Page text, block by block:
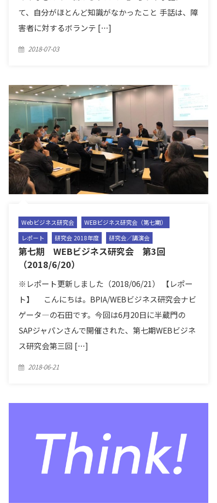
て、自分がほとんど知識がなかったこと 手話は、障
害者に対するボランテ […]
Posted
2018-07-03
Webビジネス研究会
WEBビジネス研究会（第七期）
レポート
研究会 2018年度 研究会／講演会
第七期 WEBビジネス研究会 第3回
（2018/6/20）
※レポート更新しました（2018/06/21） 【レポー
ト】 こんにちは。BPIA/WEBビジネス研究会ナビ
ゲータ―の石田です。今回は6月20日に半蔵門の
SAPジャパンさんで開催された、第七期WEBビジネ
ス研究会第三回 […]
Posted
2018-06-21